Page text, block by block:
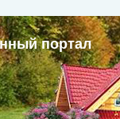
портал